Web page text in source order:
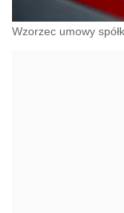
Wzorzec umowy